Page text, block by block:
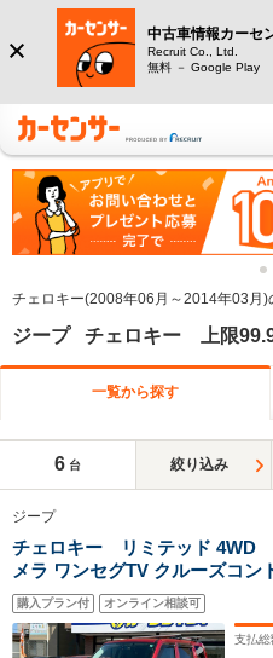
中古車情報カーセ
Recruit Co., Ltd.
無料 － Google Play
チェロキー(2008年06月～2014年03月)
一覧から探す
6 台 絞り込み
ジープ
チェロキー リミテッド 4WD
メラ ワンセグTV クルーズコントロール ヒルディセント
コントロール レザーシート パ
フロントフォグランプ ルーフレ
コ キーレス
購入プラン付 オンライン相談可
支払総